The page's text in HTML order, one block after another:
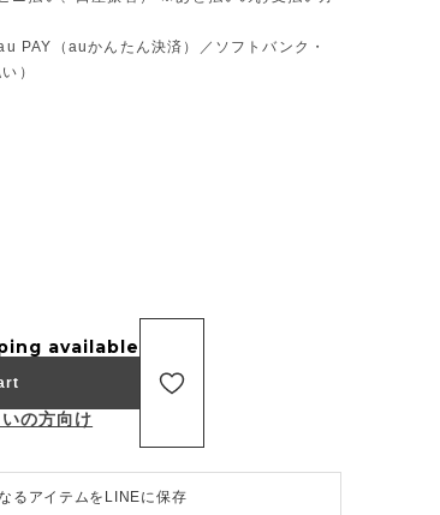
PAY（auかんたん決済）／ソフトバンク・
）
available
の方向け
るアイテムをLINEに保存